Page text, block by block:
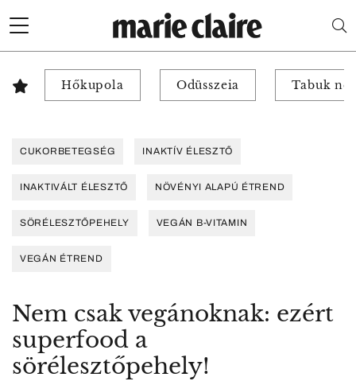
Hőkupola Odüsszeia Tabuk
CUKORBETEGSÉG INAKTÍV ÉLESZTŐ
INAKTIVÁLT ÉLESZTŐ NÖVÉNYI ALAPÚ ÉTREND
SÖRÉLESZTŐPEHELY VEGÁN B-VITAMIN
VEGÁN ÉTREND
Nem csak vegánoknak: ezért
superfood a
sörélesztőpehely!